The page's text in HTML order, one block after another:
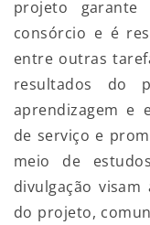
projeto
consórcio e é
entre outras
resultados do
aprendizagem e
de serviço e
meio de
divulgação
do projeto,